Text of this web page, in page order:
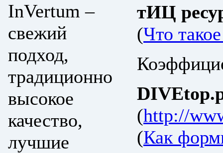
InVertum –
свежий
подход,
традиционно
высокое
качество,
лучшие
тИЦ
(Что
(http://
(Как